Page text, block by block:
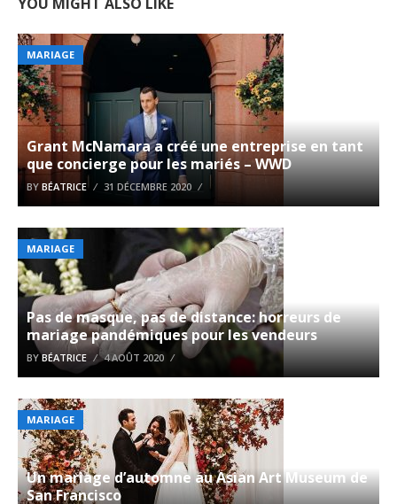
MARIAGE
Grant McNamara a créé une entreprise en tant
que concierge pour les mariés – WWD
BY BÉATRICE 31 DÉCEMBRE 2020
MARIAGE
Pas de masque, pas de distance: horreurs de
mariage pandémiques pour les vendeurs
BYBÉATRICE 4 AOÛT 2020
MARIAGE
Un mariage d’automne au Asian Art Museum de
San Francisco